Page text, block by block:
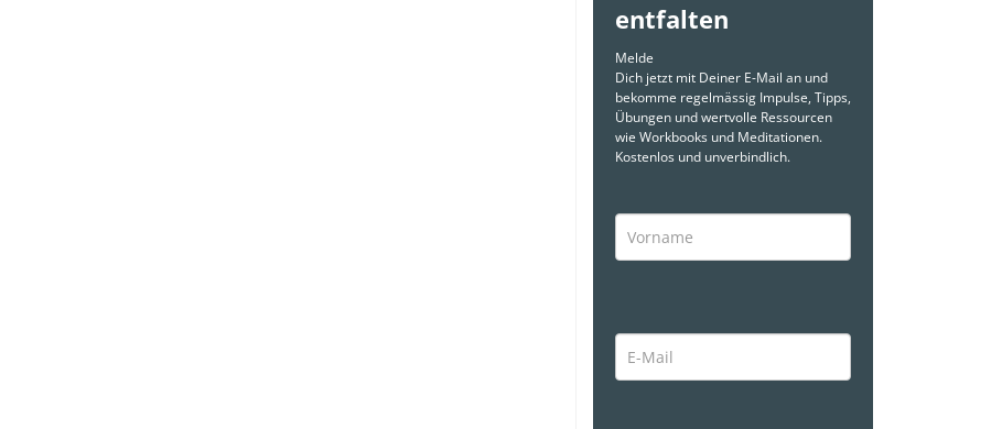
entfalten
Melde
Dich jetzt mit Deiner E-Mail an und
bekomme regelmässig Impulse, Tipps,
Übungen und wertvolle Ressourcen
wie Workbooks und Meditationen.
Kostenlos und unverbindlich.